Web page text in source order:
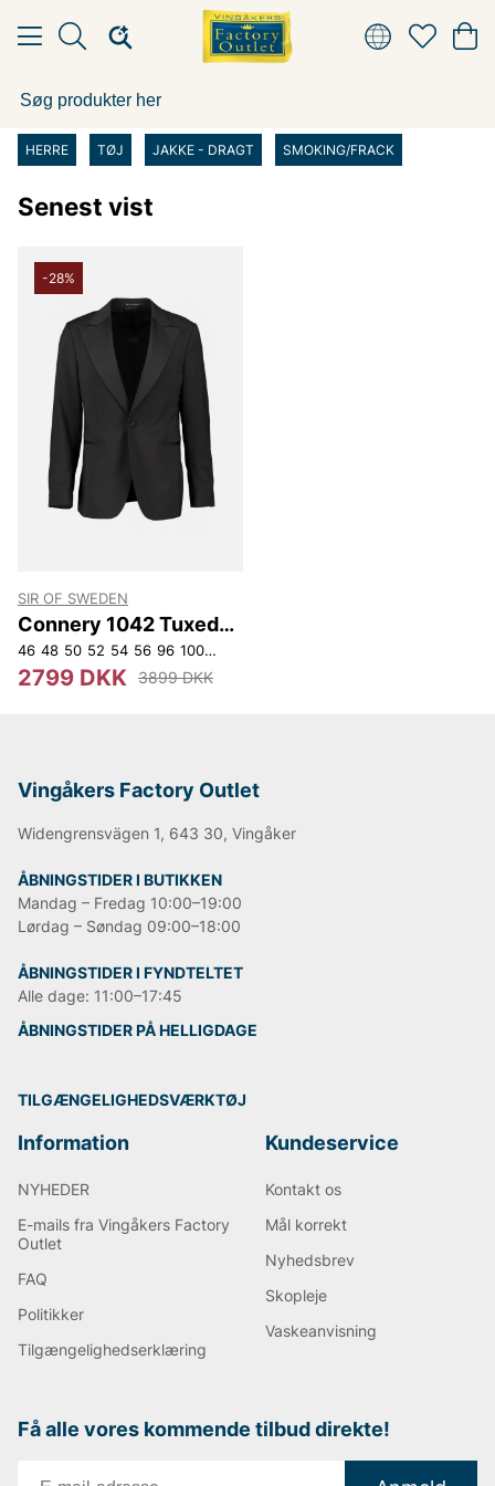
HERRE TØJ JAKKE - DRAGT SMOKING/FRACK
Senest vist
-28%
SIR OF SWEDEN
Connery 1042 Tuxedo
Jacket
46 48 50 52 54 56 96 100 104
2799 DKK 3899 DKK
Vingåkers Factory Outlet
Widengrensvägen 1, 643 30, Vingåker
ÅBNINGSTIDER I BUTIKKEN
Mandag – Fredag 10:00–19:00
Lørdag – Søndag 09:00–18:00
ÅBNINGSTIDER I FYNDTELTET
Alle dage: 11:00–17:45
ÅBNINGSTIDER PÅ HELLIGDAGE
TILGÆNGELIGHEDSVÆRKTØJ
Information
NYHEDER
E-mails fra Vingåkers Factory
Outlet
FAQ
Politikker
Tilgængelighedserklæring
Kundeservice
Kontakt os
Mål korrekt
Nyhedsbrev
Skopleje
Vaskeanvisning
Få alle vores kommende tilbud direkte!